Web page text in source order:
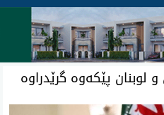
لوبنان پێكه‌وه‌ گرێدراوه‌